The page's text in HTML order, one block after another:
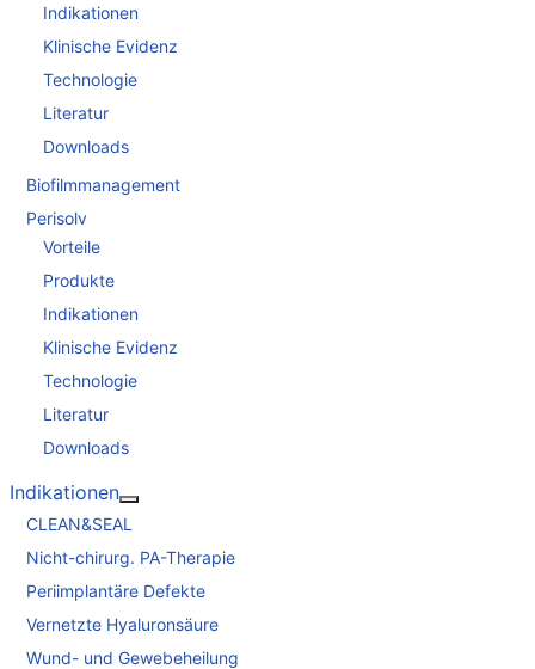
Indikationen
Klinische Evidenz
Technologie
Literatur
Downloads
Biofilmmanagement
Perisolv
Vorteile
Produkte
Indikationen
Klinische Evidenz
Technologie
Literatur
Downloads
Indikationen
CLEAN&SEAL
Nicht-chirurg. PA-Therapie
Periimplantäre Defekte
Vernetzte Hyaluronsäure
Wund- und Gewebeheilung